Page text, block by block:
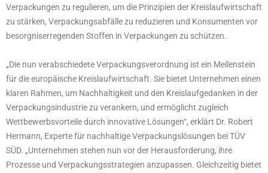
Verpackungen zu regulieren, um die Prinzipien der Kreislaufwirtschaft
zu stärken, Verpackungsabfälle zu reduzieren und Konsumenten vor
besorgniserregenden Stoffen in Verpackungen zu schützen.
„Die nun verabschiedete Verpackungsverordnung ist ein Meilenstein
für die europäische Kreislaufwirtschaft. Sie bietet Unternehmen einen
klaren Rahmen, um Nachhaltigkeit und den Kreislaufgedanken in der
Verpackungsindustrie zu verankern, und ermöglicht zugleich
Wettbewerbsvorteile durch innovative Lösungen“, erklärt Dr. Robert
Hermann, Experte für nachhaltige Verpackungslösungen bei TÜV
SÜD. „Unternehmen stehen nun vor der Herausforderung, ihre
Prozesse und Verpackungsstrategien anzupassen. Gleichzeitig bietet